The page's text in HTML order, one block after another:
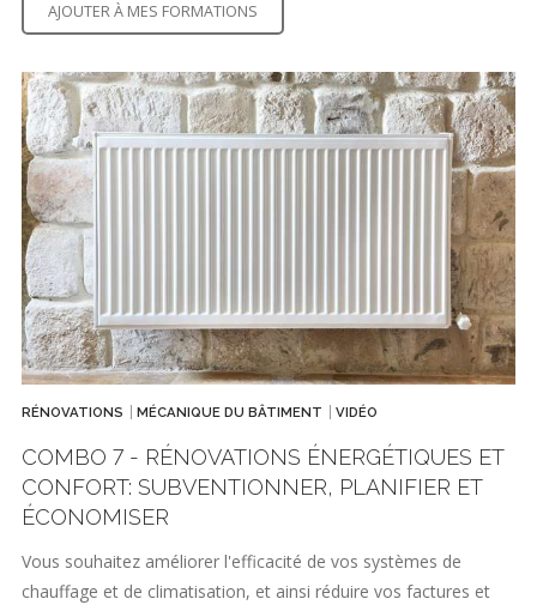
AJOUTER À MES FORMATIONS
RÉNOVATIONS MÉCANIQUE DU BÂTIMENT VIDÉO
COMBO 7 - RÉNOVATIONS ÉNERGÉTIQUES ET
CONFORT: SUBVENTIONNER, PLANIFIER ET
ÉCONOMISER
Vous souhaitez améliorer l'efficacité de vos systèmes de
chauffage et de climatisation, et ainsi réduire vos factures et